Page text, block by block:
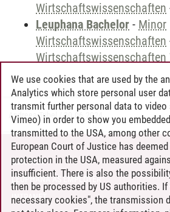
Wirtschaftswissenschaften
Leuphana Bachelor - Minor
Wirtschaftswissenschaften
Wirtschaftswissenschaften
Andreea Tribel 30.06.2024
CONTACT
LEUPHANA AS EMPLOYER
INTRANET
We use cookies that are used by the
Analytics which store personal user
transmit further personal data to video
Vimeo) in order to show you
transmitted to the USA, among other
European Court of Justice has
protection in the USA, measured
insufficient. There is also the
then be processed by US authorities.
necessary cookies", the transmission